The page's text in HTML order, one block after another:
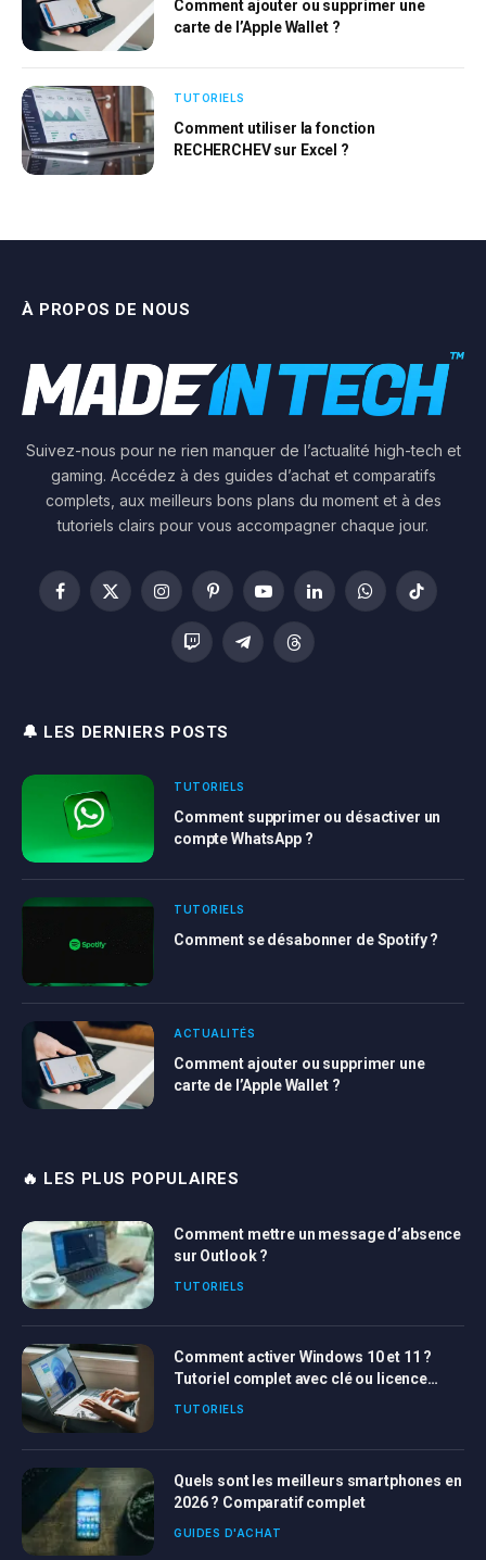
Comment ajouter ou supprimer une
carte de l’Apple Wallet ?
TUTORIELS
Comment utiliser la fonction
RECHERCHEV sur Excel ?
À PROPOS DE NOUS
Suivez-nous pour ne rien manquer de l’actualité high-tech et
gaming. Accédez à des guides d’achat et comparatifs
complets, aux meilleurs bons plans du moment et à des
tutoriels clairs pour vous accompagner chaque jour.
Facebook
X
InstagramPinterestYouTubeLinkedInWhatsAppTikTok
Twitch TelegramThreads
🔔 LES DERNIERS POSTS
TUTORIELS
Comment supprimer ou désactiver un
compte WhatsApp ?
TUTORIELS
Comment se désabonner de Spotify ?
ACTUALITÉS
Comment ajouter ou supprimer une
carte de l’Apple Wallet ?
🔥 LES PLUS POPULAIRES
Comment mettre un message d’absence
sur Outlook ?
TUTORIELS
Comment activer Windows 10 et 11 ?
Tutoriel complet avec clé ou licence
Windows
TUTORIELS
Quels sont les meilleurs smartphones en
2026 ? Comparatif complet
GUIDES D'ACHAT